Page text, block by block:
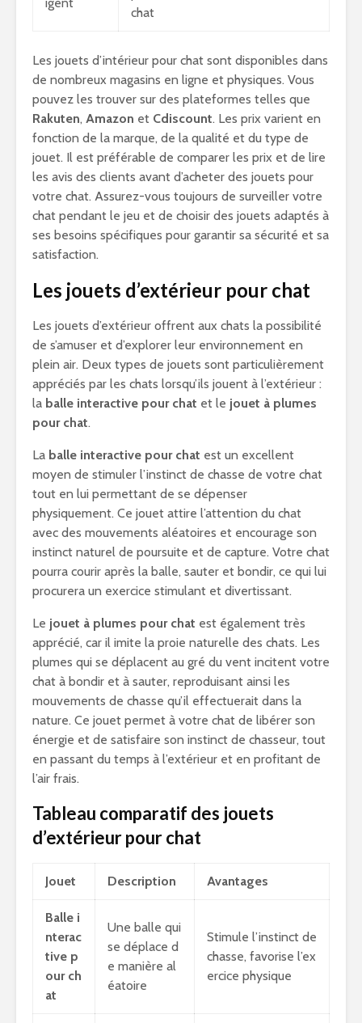
chat
Les jouets d’intérieur pour chat sont disponibles dans
de nombreux magasins en ligne et physiques. Vous
pouvez les trouver sur des plateformes telles que
Rakuten, Amazon et Cdiscount. Les prix varient en
fonction de la marque, de la qualité et du type de
jouet. Il est préférable de comparer les prix et de lire
les avis des clients avant d’acheter des jouets pour
votre chat. Assurez-vous toujours de surveiller votre
chat pendant le jeu et de choisir des jouets adaptés à
ses besoins spécifiques pour garantir sa sécurité et sa
satisfaction.
Les jouets d’extérieur pour chat
Les jouets d’extérieur offrent aux chats la possibilité
de s’amuser et d’explorer leur environnement en
plein air. Deux types de jouets sont particulièrement
appréciés par les chats lorsqu’ils jouent à l’extérieur :
la balle interactive pour chat et le jouet à plumes
pour chat.
La balle interactive pour chat est un excellent
moyen de stimuler l’instinct de chasse de votre chat
tout en lui permettant de se dépenser
physiquement. Ce jouet attire l’attention du chat
avec des mouvements aléatoires et encourage son
instinct naturel de poursuite et de capture. Votre chat
pourra courir après la balle, sauter et bondir, ce qui lui
procurera un exercice stimulant et divertissant.
Le jouet à plumes pour chat est également très
apprécié, car il imite la proie naturelle des chats. Les
plumes qui se déplacent au gré du vent incitent votre
chat à bondir et à sauter, reproduisant ainsi les
mouvements de chasse qu’il effectuerait dans la
nature. Ce jouet permet à votre chat de libérer son
énergie et de satisfaire son instinct de chasseur, tout
en passant du temps à l’extérieur et en profitant de
l’air frais.
Tableau comparatif des jouets
d’extérieur pour chat
Jouet Description Avantages
Balle i
nterac
tive p
our ch
at
Une balle qui
se déplace d
e manière al
éatoire
Stimule l’instinct de
chasse, favorise l’ex
ercice physique